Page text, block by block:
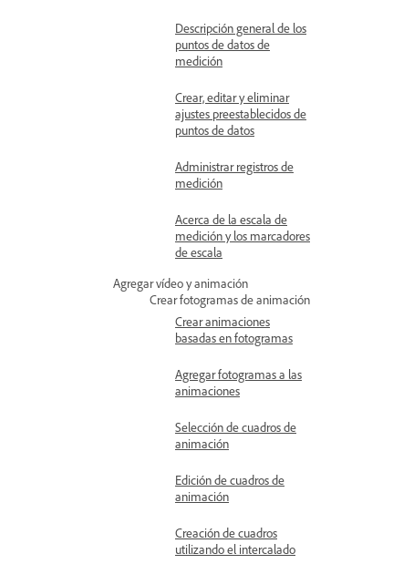
Descripción general de los
puntos de datos de
medición
Crear, editar y eliminar
ajustes preestablecidos de
puntos de datos
Administrar registros de
medición
Acerca de la escala de
medición y los marcadores
de escala
Agregar vídeo y animación
Crear fotogramas de animación
Crear animaciones
basadas en fotogramas
Agregar fotogramas a las
animaciones
Selección de cuadros de
animación
Edición de cuadros de
animación
Creación de cuadros
utilizando el intercalado